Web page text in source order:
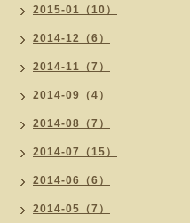
2015-01（10）
2014-12（6）
2014-11（7）
2014-09（4）
2014-08（7）
2014-07（15）
2014-06（6）
2014-05（7）